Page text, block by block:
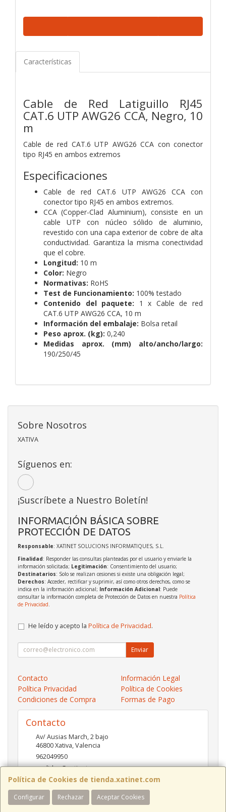
Características
Cable de Red Latiguillo RJ45
CAT.6 UTP AWG26 CCA, Negro, 10
m
Cable de red CAT.6 UTP AWG26 CCA con conector
tipo RJ45 en ambos extremos
Especificaciones
Cable de red CAT.6 UTP AWG26 CCA con
conector tipo RJ45 en ambos extremos.
CCA (Copper-Clad Aluminium), consiste en un
cable UTP con núcleo sólido de aluminio,
revestido con una capa exterior de cobre de alta
conductividad. Garantiza la misma conectividad
que el cobre.
Longitud: 10 m
Color: Negro
Normativas: RoHS
Test de Funcionamiento: 100% testado
Contenido del paquete: 1 x Cable de red
CAT.6 UTP AWG26 CCA, 10 m
Información del embalaje: Bolsa retail
Peso aprox. (kg): 0,240
Medidas aprox. (mm) alto/ancho/largo:
190/250/45
Política de Cookies de tienda.xatinet.com
Configurar Rechazar Aceptar Cookies
Sobre Nosotros
XATIVA
Síguenos en:
¡Suscríbete a Nuestro Boletín!
INFORMACIÓN BÁSICA SOBRE
PROTECCIÓN DE DATOS
Responsable: XATINET SOLUCIONS INFORMATIQUES, S.L.
Finalidad: Responder las consultas planteadas por el usuario y enviarle la
información solicitada; Legitimación: Consentimiento del usuario;
Destinatarios: Solo se realizan cesiones si existe una obligación legal;
Derechos: Acceder, rectificar y suprimir, así como otros derechos, como se
indica en la información adicional; Información Adicional: Puede
consultar la información completa de Protección de Datos en nuestra Política
de Privacidad
He leído y acepto la Política de Privacidad.
Enviar
Contacto
Información Legal
Política Privacidad
Política de Cookies
Condiciones de Compra
Formas de Pago
Contacto
Av/ Ausias March, 2 bajo
46800Xativa,Valencia
962049950
pedidos@xatinet.com
Horario